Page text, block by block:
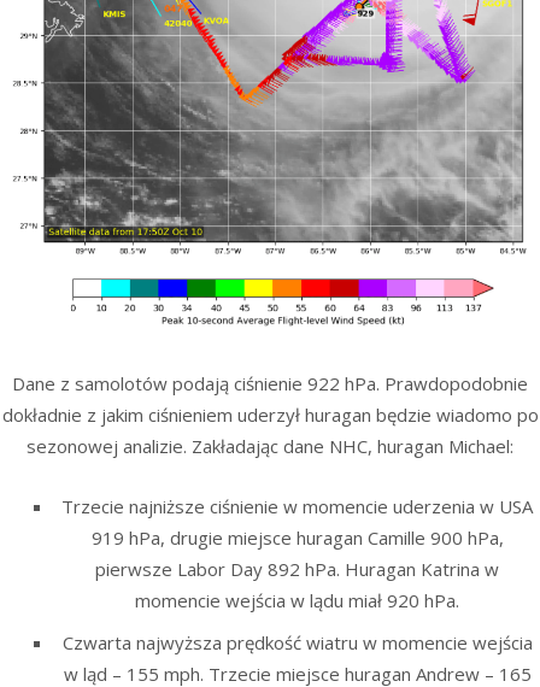
Dane z samolotów podają ciśnienie 922 hPa. Prawdopodobnie
dokładnie z jakim ciśnieniem uderzył huragan będzie wiadomo po
sezonowej analizie. Zakładając dane NHC, huragan Michael:
Trzecie najniższe ciśnienie w momencie uderzenia w USA
919 hPa, drugie miejsce huragan Camille 900 hPa,
pierwsze Labor Day 892 hPa. Huragan Katrina w
momencie wejścia w lądu miał 920 hPa.
Czwarta najwyższa prędkość wiatru w momencie wejścia
w ląd – 155 mph. Trzecie miejsce huragan Andrew – 165